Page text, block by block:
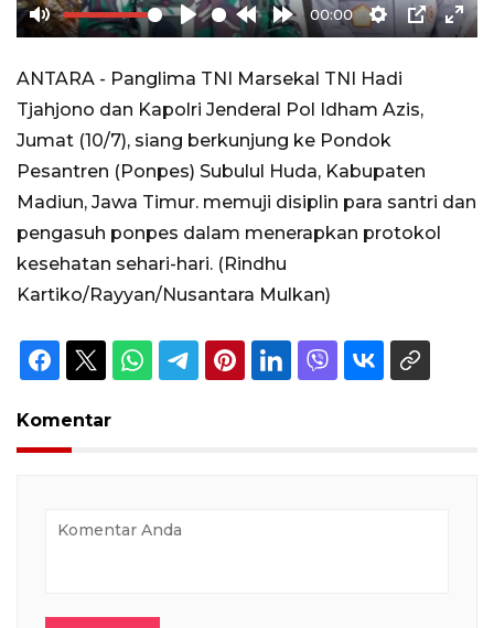
Mute Play
Rewind
10s
Forward
10s
00:00
Settings
PIP
ANTARA - Panglima TNI Marsekal TNI Hadi
Tjahjono dan Kapolri Jenderal Pol Idham Azis,
Jumat (10/7), siang berkunjung ke Pondok
Pesantren (Ponpes) Subulul Huda, Kabupaten
Madiun, Jawa Timur. memuji disiplin para santri dan
pengasuh ponpes dalam menerapkan protokol
kesehatan sehari-hari. (Rindhu
Kartiko/Rayyan/Nusantara Mulkan)
Komentar